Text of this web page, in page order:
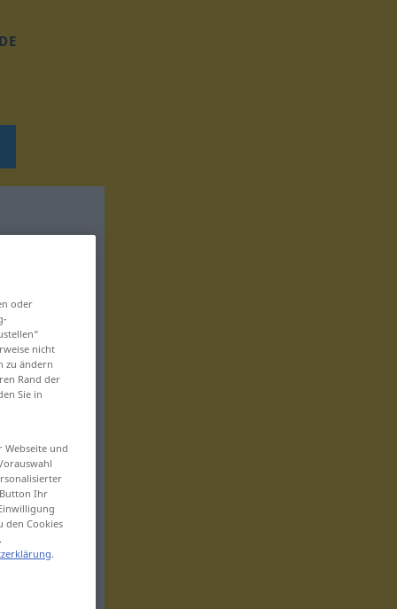
oder
nicht
zu ändern
Rand der
Sie in
und
Ihr
den Cookies
.